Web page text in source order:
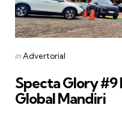
Posted
inAdvertorial
Specta Glory #9
Global Mandiri